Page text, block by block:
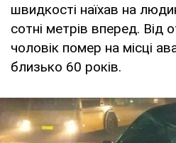
швидкості наїхав на
сотні метрів вперед. Від
чоловік помер на місці
близько 60 років.